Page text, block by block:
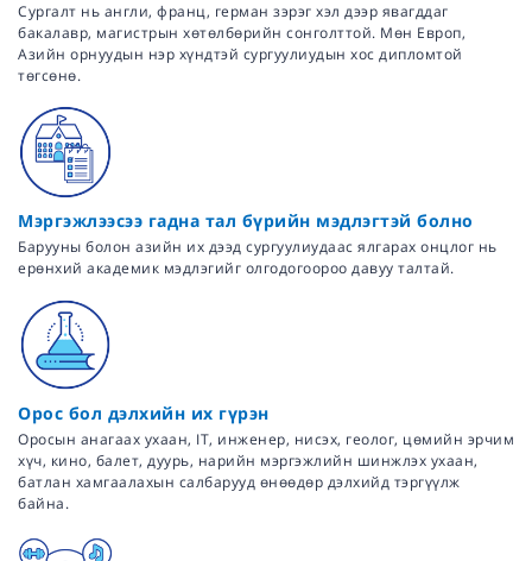
Сургалт нь англи, франц, герман зэрэг хэл дээр явагддаг
бакалавр, магистрын хөтөлбөрийн сонголттой. Мөн Европ,
Азийн орнуудын нэр хүндтэй сургуулиудын хос дипломтой
төгсөнө.
Мэргэжлээсээ гадна тал бүрийн мэдлэгтэй болно
Барууны болон азийн их дээд сургуулиудаас ялгарах онцлог нь
ерөнхий академик мэдлэгийг олгодогоороо давуу талтай.
Орос бол дэлхийн их гүрэн
Оросын анагаах ухаан, IT, инженер, нисэх, геолог, цөмийн эрчим
хүч, кино, балет, дуурь, нарийн мэргэжлийн шинжлэх ухаан,
батлан хамгаалахын салбарууд өнөөдөр дэлхийд тэргүүлж
байна.